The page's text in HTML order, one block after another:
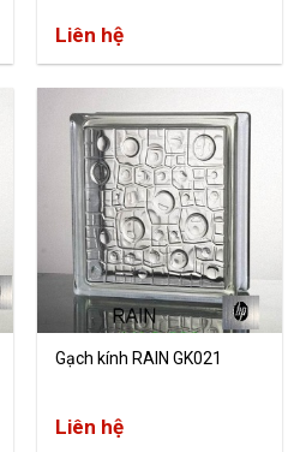
Liên hệ
Gạch kính RAIN GK021
Liên hệ